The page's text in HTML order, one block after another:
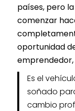
países, pero
comenzar
oportunidad
emprendedor,
Es el
soñado
cambio